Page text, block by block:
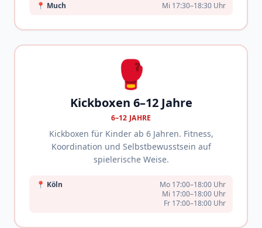
📍 Much Mi 17:30–18:30 Uhr
🥊
Kickboxen 6–12 Jahre
6–12 JAHRE
Kickboxen für Kinder ab 6 Jahren. Fitness,
Koordination und Selbstbewusstsein auf
spielerische Weise.
📍 Köln
Mo 17:00–18:00 Uhr
Mi 17:00–18:00 Uhr
Fr 17:00–18:00 Uhr